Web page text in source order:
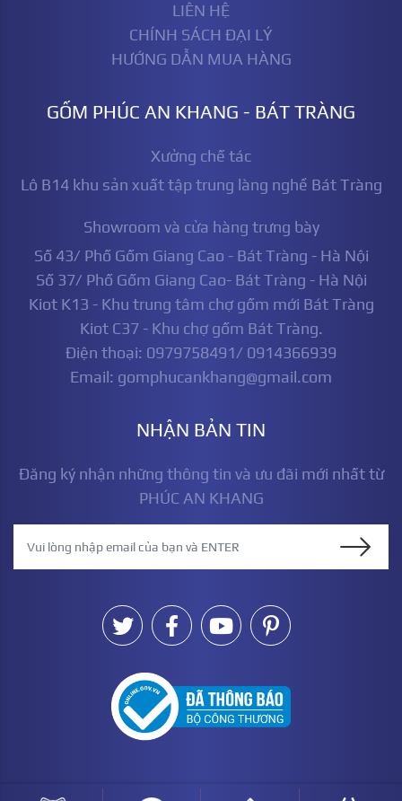
LIÊN HỆ
CHÍNH SÁCH ĐẠI LÝ
HƯỚNG DẪN MUA HÀNG
GỐM PHÚC AN KHANG - BÁT TRÀNG
Xưởng chế tác
Lô B14 khu sản xuất tập trung làng nghề Bát Tràng
Showroom và cửa hàng trưng bày
Số 43/ Phố Gốm Giang Cao - Bát Tràng - Hà Nội
Số 37/ Phố Gốm Giang Cao- Bát Tràng - Hà Nội
Kiot K13 - Khu trung tâm chợ gốm mới Bát Tràng
Kiot C37 - Khu chợ gốm Bát Tràng.
Điện thoại: 0979758491/ 0914366939
Email: gomphucankhang@gmail.com
NHẬN BẢN TIN
Đăng ký nhận những thông tin và ưu đãi mới nhất từ
PHÚC AN KHANG